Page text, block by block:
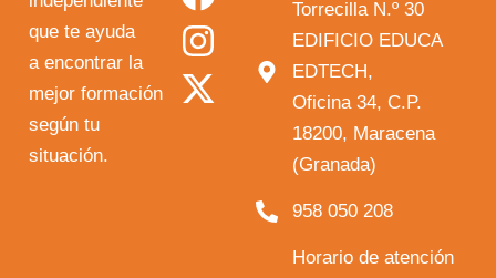
que te ayuda
a encontrar la
mejor formación
según tu
situación.
u
t
u
c
e
b
s
t
a
t
w
i
Torrecilla N.º 30
EDIFICIO EDUCA
EDTECH,
Oficina 34, C.P.
18200, Maracena
(Granada)
958 050 208
Horario de atención